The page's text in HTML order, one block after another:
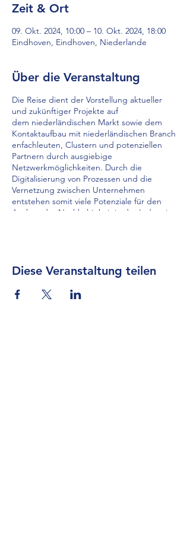
Zeit & Ort
09. Okt. 2024, 10:00 – 10. Okt. 2024, 18:00
Eindhoven, Eindhoven, Niederlande
Über die Veranstaltung
Die Reise dient der Vorstellung aktueller
und zukünftiger Projekte auf
dem niederländischen Markt sowie dem
Kontaktaufbau mit niederländischen Branch
enfachleuten, Clustern und potenziellen
Partnern durch ausgiebige
Netzwerkmöglichkeiten. Durch die
Digitalisierung von Prozessen und die
Vernetzung zwischen Unternehmen
entstehen somit viele Potenziale für den
Ausbau der Nachhaltigkeit in der Industrie
Anmeldeschluss: 16. September 2024
Diese Veranstaltung teilen